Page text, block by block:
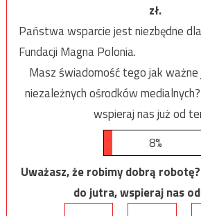
zł.
Państwa wsparcie jest niezbędne
Fundacji Magna Polonia.
Masz świadomość tego jak
niezależnych ośrodków
wspieraj nas już od
8%
Uważasz, że robimy dobrą
do jutra, wspieraj nas